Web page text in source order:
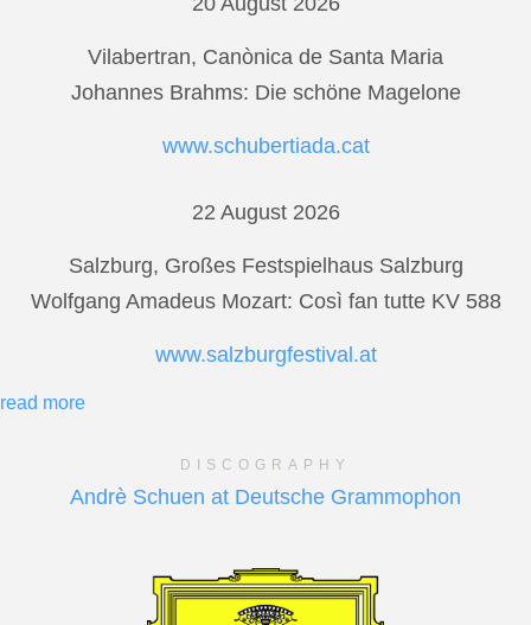
Vilabertran, Canònica de Santa Maria
Johannes Brahms: Die schöne Magelone
www.schubertiada.cat
22 August 2026
Salzburg, Großes Festspielhaus Salzburg
Wolfgang Amadeus Mozart: Così fan tutte KV 588
www.salzburgfestival.at
read more
DISCOGRAPHY
Andrè Schuen at Deutsche Grammophon